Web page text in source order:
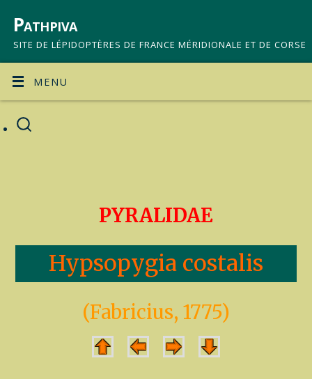
Pathpiva
SITE DE LÉPIDOPTÈRES DE FRANCE MÉRIDIONALE ET DE CORSE
MENU
PYRALIDAE
Hypsopygia costalis
(Fabricius, 1775)